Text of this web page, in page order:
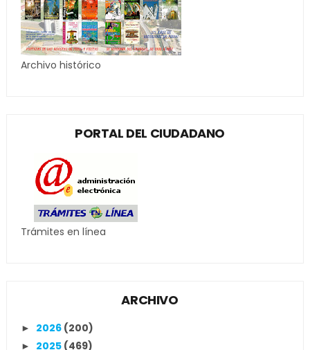
Archivo histórico
PORTAL DEL CIUDADANO
Trámites en línea
ARCHIVO
► 2026 (200)
► 2025 (469)